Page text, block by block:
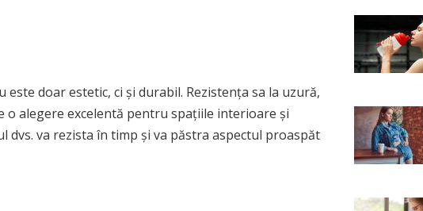
doar estetic, ci și durabil. Rezistența sa la uzură,
alegere excelentă pentru spațiile interioare și
dvs. va rezista în timp și va păstra aspectul proaspăt